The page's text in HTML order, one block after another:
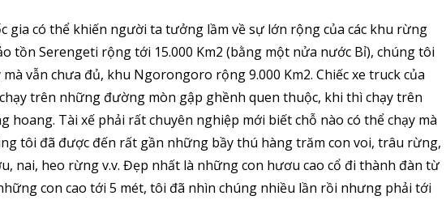
gia có thể khiến người ta tưởng lầm về sự lớn rộng của các khu rừng
tồn Serengeti rộng tới 15.000 Km2 (bằng một nửa nước Bỉ), chúng tôi
vẫn chưa đủ, khu Ngorongoro rộng 9.000 Km2. Chiếc xe truck của
trên những đường mòn gập ghềnh quen thuộc, khi thì chạy trên
hoang. Tài xế phải rất chuyên nghiệp mới biết chỗ nào có thể chạy mà
tôi đã được đến rất gần những bầy thú hàng trăm con voi, trâu rừng,
nai, heo rừng v.v. Đẹp nhất là những con hươu cao cổ đi thành đàn từ
con cao tới 5 mét, tôi đã nhìn chúng nhiều lần rồi nhưng phải tới